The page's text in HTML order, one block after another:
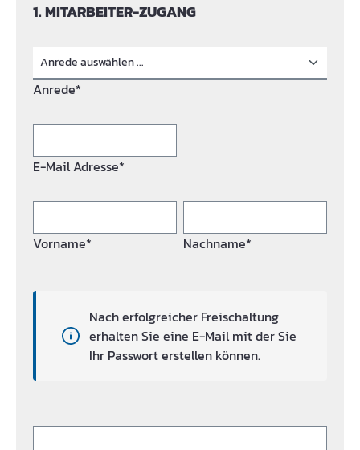
1. MITARBEITER-ZUGANG
Anrede*
E-Mail Adresse*
Vorname* Nachname*
Nach erfolgreicher Freischaltung
erhalten Sie eine E-Mail mit der Sie
Ihr Passwort erstellen können.